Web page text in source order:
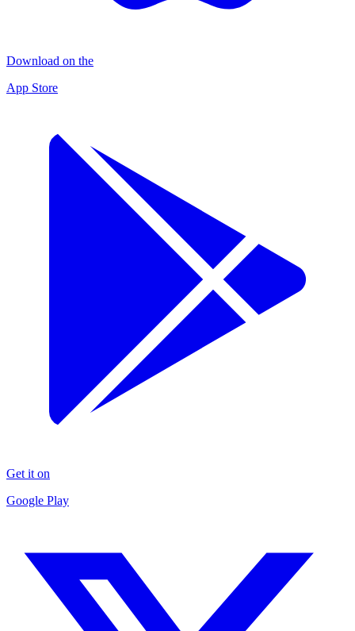
Download on the
App Store
Get it on
Google Play